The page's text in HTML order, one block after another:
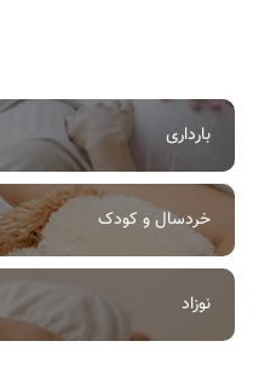
بارداری
خردسال و کودک
نوزاد